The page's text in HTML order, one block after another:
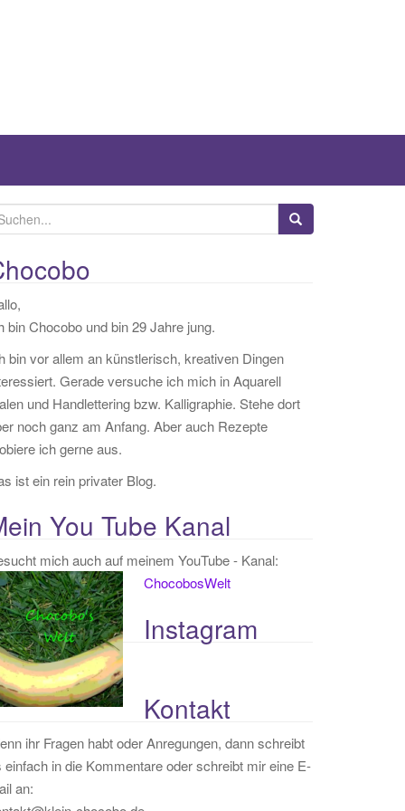
bin Chocobo und bin 29 Jahre jung.
bin vor allem an künstlerisch, kreativen Dingen
Gerade versuche ich mich in Aquarell
und Handlettering bzw. Kalligraphie. Stehe dort
noch ganz am Anfang. Aber auch Rezepte
ich gerne aus.
ist ein rein privater Blog.
You Tube Kanal
mich auch auf meinem YouTube - Kanal:
ChocobosWelt
Instagram
Kontakt
ihr Fragen habt oder Anregungen, dann schreibt
einfach in die Kommentare oder schreibt mir eine E-
an: